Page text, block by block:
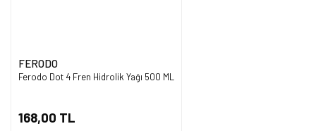
FERODO
Ferodo Dot 4 Fren Hidrolik Yağı 500 ML
168,00 TL